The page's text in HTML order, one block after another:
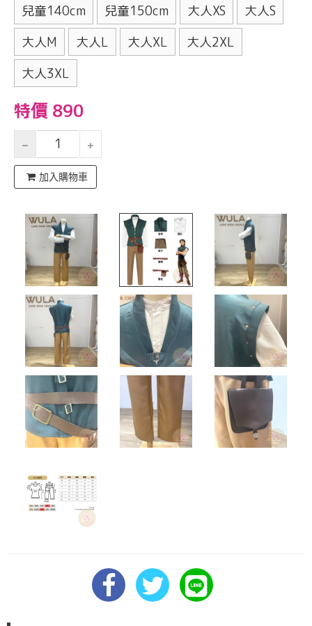
兒童140cm
兒童150cm 大人XS
大人S
大人M
大人L 大人XL
大人2XL
大人3XL
特價 890
加入購物車